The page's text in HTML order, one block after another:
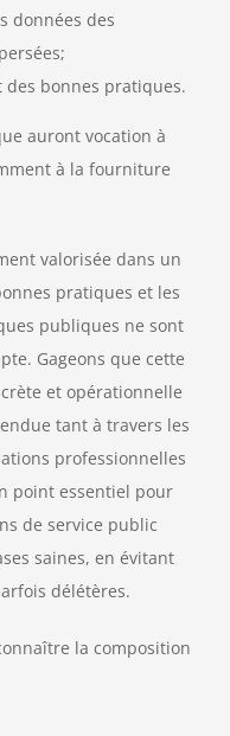
données des
des bonnes pratiques.
auront vocation à
à la fourniture
valorisée dans un
pratiques et les
publiques ne sont
Gageons que cette
et opérationnelle
tant à travers les
professionnelles
point essentiel pour
de service public
saines, en évitant
délétères.
la composition